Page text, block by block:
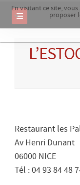
En visitant ce site,
proposer
Restaurant les
Av Henri Dunant
06000 NICE
Tél : 04 93 84 48